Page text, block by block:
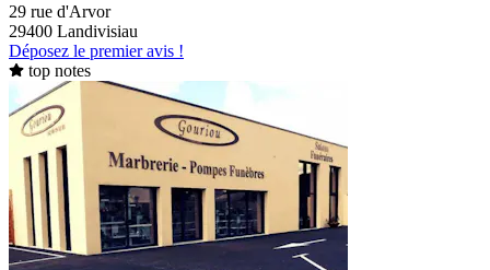
29 rue d'Arvor
29400 Landivisiau
Déposez le premier avis !
top notes